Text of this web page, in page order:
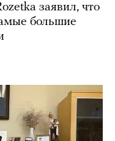
заявил, что
большие